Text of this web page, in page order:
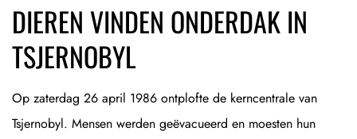
DIEREN VINDEN ONDERDAK IN
TSJERNOBYL
Op zaterdag 26 april 1986 ontplofte de kerncentrale van
Tsjernobyl. Mensen werden geëvacueerd en moesten hun